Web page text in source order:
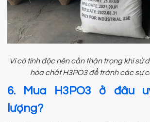
Vì có tính độc nên cần thận trọng khi sử
hóa chất H3PO3 để tránh các sự
6. Mua H3PO3 ở đâu
lượng?